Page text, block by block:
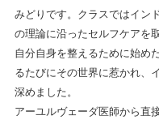
みどりです。クラスではイン
の理論に沿ったセルフケアを
自分自身を整えるために始め
るたびにその世界に惹かれ、
深めました。
アーユルヴェーダ医師から直